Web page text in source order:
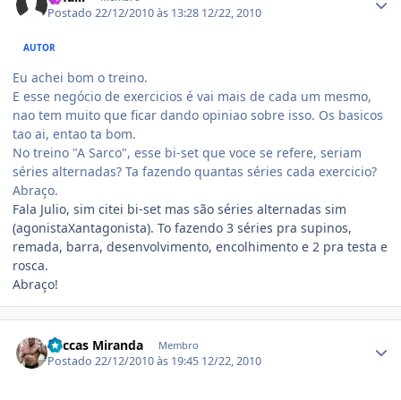
Postado22/12/2010 às 13:28 12/22, 2010
AUTOR
Eu achei bom o treino.
E esse negócio de exercicios é vai mais de cada um mesmo,
nao tem muito que ficar dando opiniao sobre isso. Os basicos
tao ai, entao ta bom.
No treino "A Sarco", esse bi-set que voce se refere, seriam
séries alternadas? Ta fazendo quantas séries cada exercicio?
Abraço.
Fala Julio, sim citei bi-set mas são séries alternadas sim
(agonistaXantagonista). To fazendo 3 séries pra supinos,
remada, barra, desenvolvimento, encolhimento e 2 pra testa e
rosca.
Abraço!
Luccas Miranda Membro
Postado22/12/2010 às 19:45 12/22, 2010